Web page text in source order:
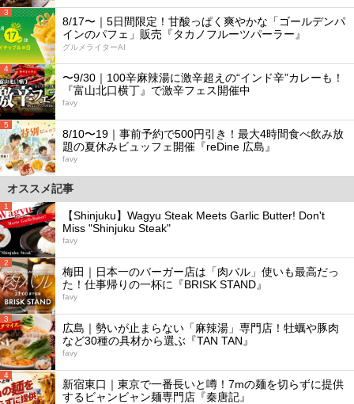
3
8/17〜｜5日間限定！甘酸っぱく爽やかな「ゴールデンパ
インのパフェ」販売『タカノフルーツパーラー』
グルメライターAI
4
〜9/30｜100辛麻辣湯に激辛超えの“インド辛”カレーも！
『富山北口横丁』で激辛フェス開催中
favy
5
8/10〜19｜事前予約で500円引き！最大4時間食べ飲み放
題の夏休みビュッフェ開催『reDine 広島』
favy
オススメ記事
1
【Shinjuku】Wagyu Steak Meets Garlic Butter! Don't
Miss "Shinjuku Steak"
favy
2
梅田｜日本一のバーガー店は「肉バル」使いも最高だっ
た！仕事帰りの一杯に『BRISK STAND』
favy
3
広島｜勢いが止まらない「麻辣湯」専門店！牡蠣や豚肉
など30種の具材から選ぶ『TAN TAN』
favy
4
新宿東口｜東京で一番長いと噂！7mの麺を切らずに提供
するビャンビャン麺専門店『秦唐記』